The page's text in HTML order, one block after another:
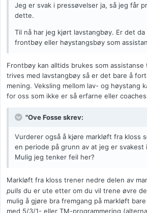
Jeg er svak i pressøvelser ja, så jeg får
dette.
Til nå har jeg kjørt lavstangbøy. Er det
frontbøy eller høystangsbøy som
Frontbøy kan alltids brukes som assistanse
trives med lavstangbøy så er det bare å
mening. Veksling mellom lav- og høystang
for oss som ikke er så erfarne eller
"Ove Fosse skrev:
Vurderer også å kjøre markløft fra kloss
en periode på grunn av at jeg er
Mulig jeg tenker feil her?
Markløft fra kloss trener nedre delen av
pulls du er ute etter om du vil trene øvre
mulig å gjøre bra fremgang på markløft
med 5/3/1- eller TM-programmering